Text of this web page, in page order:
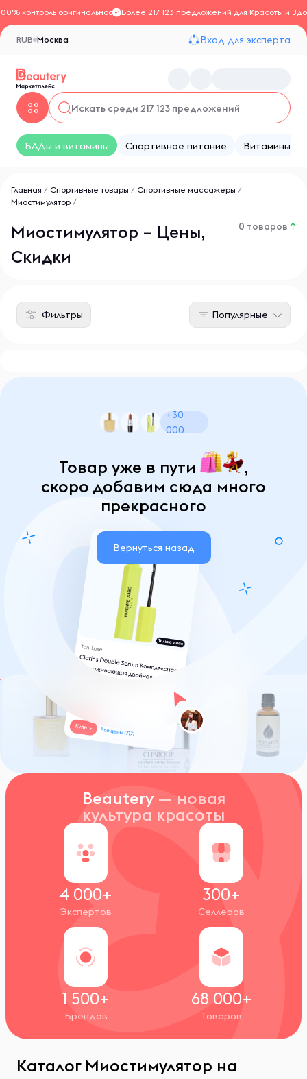
контроль оригинальностиБолее 217 123 предложений для Красоты и
Москва
RUB Вход для эксперта
БАДы и витамины Спортивное питание Витамины
Главная / Спортивные товары / Спортивные массажеры /
Миостимулятор /
Миостимулятор – Цены,
Скидки
0 товаров ↑
Фильтры Популярные
+30
000
Товар уже в пути
,
скоро добавим сюда много
прекрасного
Вернуться назад
Beautery — новая
культура красоты
4 000+
Экспертов
300+
Селлеров
1 500+
Брендов
68 000+
Товаров
Каталог Миостимулятор на